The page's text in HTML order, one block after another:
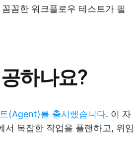
꼼한 워크플로우 테스트가 필
하나요?
(Agent)를 출시했습니다. 이 자
복잡한 작업을 플랜하고, 위임